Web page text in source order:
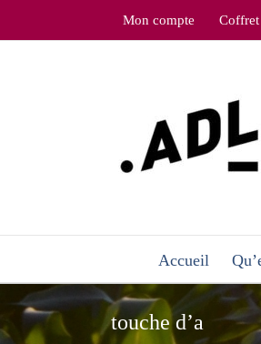
Mon compte Coffret
Accueil
touche d’a